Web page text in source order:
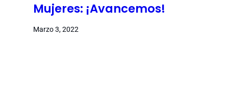
Mujeres: ¡Avancemos!
Marzo 3, 2022